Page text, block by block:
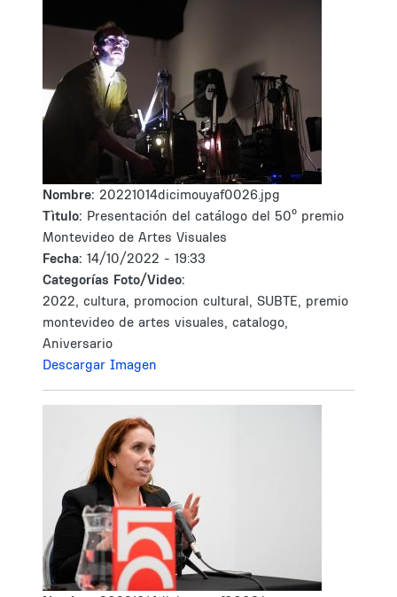
Nombre: 20221014dicimouyaf0026.jpg
Tìtulo: Presentación del catálogo del 50º premio
Montevideo de Artes Visuales
Fecha: 14/10/2022 - 19:33
Categorías Foto/Video:
2022, cultura, promocion cultural, SUBTE, premio
montevideo de artes visuales, catalogo,
Aniversario
Descargar Imagen